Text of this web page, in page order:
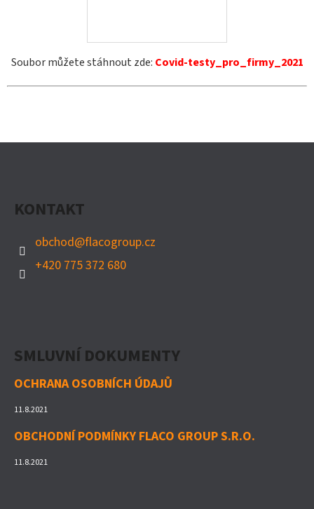
Soubor můžete stáhnout zde: Covid-testy_pro_firmy_2021
KONTAKT
obchod@flacogroup.cz
+420 775 372 680
SMLUVNÍ DOKUMENTY
OCHRANA OSOBNÍCH ÚDAJŮ
11.8.2021
OBCHODNÍ PODMÍNKY FLACO GROUP S.R.O.
11.8.2021